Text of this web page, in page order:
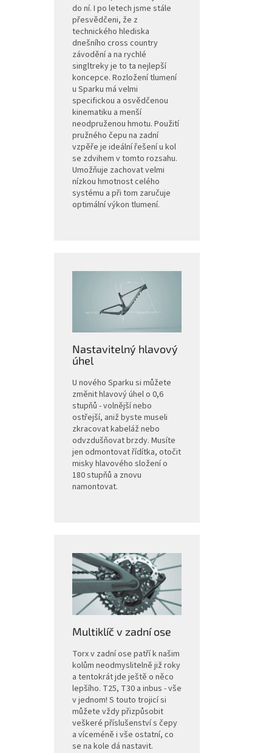
do ní. I po letech jsme stále
přesvědčeni, že z
technického hlediska
dnešního cross country
závodění a na rychlé
singltreky je to ta nejlepší
koncepce. Rozložení tlumení
u Sparku má velmi
specifickou a osvědčenou
kinematiku a menší
neodpruženou hmotu. Použití
pružného čepu na zadní
vzpěře je ideální řešení u kol
se zdvihem v tomto rozsahu.
Umožňuje zachovat velmi
nízkou hmotnost celého
systému a při tom zaručuje
optimální výkon tlumení.
Nastavitelný hlavový
úhel
U nového Sparku si můžete
změnit hlavový úhel o 0,6
stupňů - volnější nebo
ostřejší, aniž byste museli
zkracovat kabeláž nebo
odvzdušňovat brzdy. Musíte
jen odmontovat řídítka, otočit
misky hlavového složení o
180 stupňů a znovu
namontovat.
Multiklíč v zadní ose
Torx v zadní ose patří k našim
kolům neodmyslitelně již roky
a tentokrát jde ještě o něco
lepšího. T25, T30 a inbus - vše
v jednom! S touto trojicí si
můžete vždy přizpůsobit
veškeré příslušenství s čepy
a víceméně i vše ostatní, co
se na kole dá nastavit.